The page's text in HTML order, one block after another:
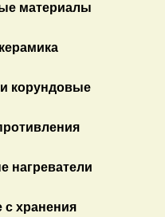
материалы
корундовые
нагреватели
хранения